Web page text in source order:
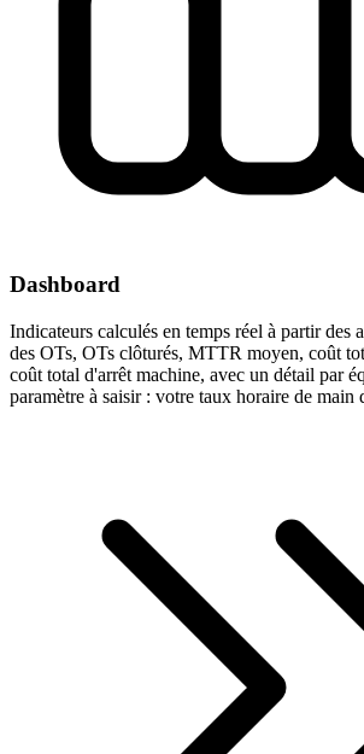
Dashboard
Indicateurs calculés en temps réel à partir des
des OTs, OTs clôturés, MTTR moyen, coût
coût total d'arrêt machine, avec un détail par
paramètre à saisir : votre taux horaire de